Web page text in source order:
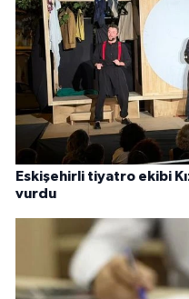
Eskişehirli tiyatro ekibi
vurdu